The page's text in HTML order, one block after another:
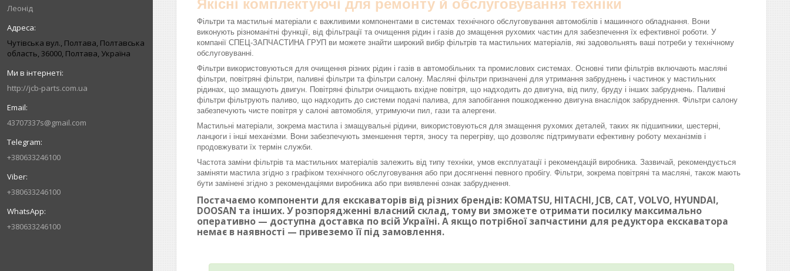
Леонід
Чутівська вул., Полтава, Полтавська
область, 36000, Полтава, Україна
http://jcb-parts.com.ua
43707337s@gmail.com
+380633246100
+380633246100
+380633246100
Якісні комплектуючі для ремонту й обслуговування техніки
Фільтри та мастильні матеріали є важливими компонентами в системах технічного обслуговування автомобілів і машинного обладнання. Вони
виконують різноманітні функції, від фільтрації та очищення рідин і газів до змащення рухомих частин для забезпечення їх ефективної роботи. У
компанії СПЕЦ-ЗАПЧАСТИНА ГРУП ви можете знайти широкий вибір фільтрів та мастильних матеріалів, які задовольнять ваші потреби у технічному
обслуговуванні.
Фільтри використовуються для очищення різних рідин і газів в автомобільних та промислових системах. Основні типи фільтрів включають масляні
фільтри, повітряні фільтри, паливні фільтри та фільтри салону. Масляні фільтри призначені для утримання забруднень і частинок у мастильних
рідинах, що змащують двигун. Повітряні фільтри очищають вхідне повітря, що надходить до двигуна, від пилу, бруду і інших забруднень. Паливні
фільтри фільтрують паливо, що надходить до системи подачі палива, для запобігання пошкодженню двигуна внаслідок забруднення. Фільтри салону
забезпечують чисте повітря у салоні автомобіля, утримуючи пил, гази та алергени.
Мастильні матеріали, зокрема мастила і змащувальні рідини, використовуються для змащення рухомих деталей, таких як підшипники, шестерні,
ланцюги і інші механізми. Вони забезпечують зменшення тертя, зносу та перегріву, що дозволяє підтримувати ефективну роботу механізмів і
продовжувати їх термін служби.
Частота заміни фільтрів та мастильних матеріалів залежить від типу техніки, умов експлуатації і рекомендацій виробника. Зазвичай, рекомендується
заміняти мастила згідно з графіком технічного обслуговування або при досягненні певного пробігу. Фільтри, зокрема повітряні та масляні, також мають
бути замінені згідно з рекомендаціями виробника або при виявленні ознак забруднення.
Постачаємо компоненти для екскаваторів від різних брендів: KOMATSU, HITACHI, JCB, CAT, VOLVO, HYUNDAI,
DOOSAN та інших. У розпорядженні власний склад, тому ви зможете отримати посилку максимально
оперативно — доступна доставка по всій Україні. А якщо потрібної запчастини для редуктора екскаватора
немає в наявності — привеземо її під замовлення.